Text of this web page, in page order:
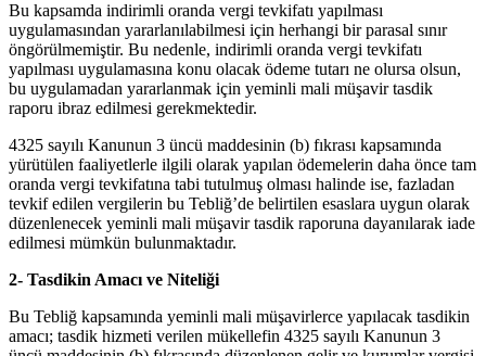
Bu kapsamda indirimli oranda vergi tevkifatı yapılması
uygulamasından yararlanılabilmesi için herhangi bir parasal sınır
öngörülmemiştir. Bu nedenle, indirimli oranda vergi tevkifatı
yapılması uygulamasına konu olacak ödeme tutarı ne olursa olsun,
bu uygulamadan yararlanmak için yeminli mali müşavir tasdik
raporu ibraz edilmesi gerekmektedir.
4325 sayılı Kanunun 3 üncü maddesinin (b) fıkrası kapsamında
yürütülen faaliyetlerle ilgili olarak yapılan ödemelerin daha önce tam
oranda vergi tevkifatına tabi tutulmuş olması halinde ise, fazladan
tevkif edilen vergilerin bu Tebliğ’de belirtilen esaslara uygun olarak
düzenlenecek yeminli mali müşavir tasdik raporuna dayanılarak iade
edilmesi mümkün bulunmaktadır.
2- Tasdikin Amacı ve Niteliği
Bu Tebliğ kapsamında yeminli mali müşavirlerce yapılacak tasdikin
amacı; tasdik hizmeti verilen mükellefin 4325 sayılı Kanunun 3